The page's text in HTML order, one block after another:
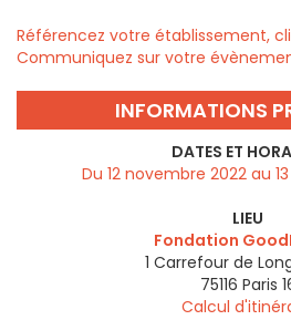
Référencez votre établissement,
Communiquez sur votre
INFORMATIONS
DATES ET
Du 12 novembre 2022 au
LIEU
Fondation
1 Carrefour de
75116 Paris
Calcul